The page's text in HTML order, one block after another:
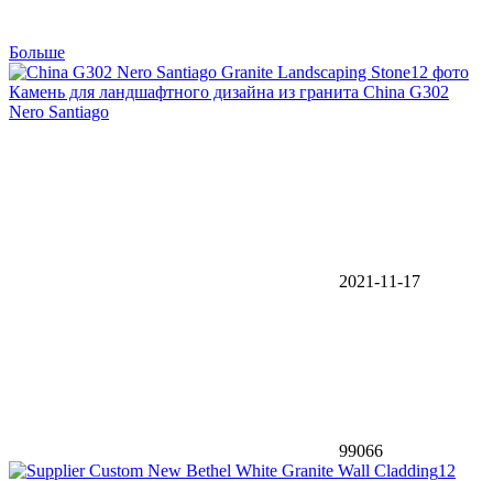
Больше
12 фото
Камень для ландшафтного дизайна из гранита China G302
Nero Santiago
2021-11-17
99066
12